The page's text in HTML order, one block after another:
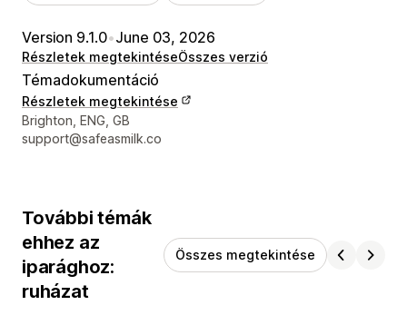
Version 9.1.0•June 03, 2026
Részletek megtekintéseÖsszes verzió
Témadokumentáció
Részletek megtekintése
Dizájner kapcsolattartási adatai
Brighton, ENG, GB
support@safeasmilk.co
További témák
ehhez az
iparághoz:
ruházat
Összes megtekintése